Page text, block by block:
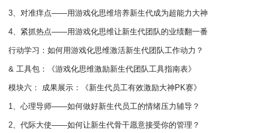
3、对准痒点——用游戏化思维培养新生代成为超能力大神
4、紧抓热点——用游戏化思维让新生代团队的业绩翻一番
行动学习：如何用游戏化思维激活新生代团队工作动力？
& 工具包：《游戏化思维激励新生代团队工具指南表》
模块六： 成果展示：《新生代员工有效激励大神PK赛》
1、心理导师——如何做好新生代员工的情绪压力辅导？
2、代际大使——如何让新生代骨干愿意接受你的管理？